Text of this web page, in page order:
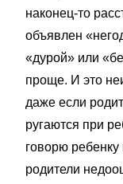
наконец-то
объявлен
«дурой» или
проще. И это
даже если
ругаются при
говорю
родители